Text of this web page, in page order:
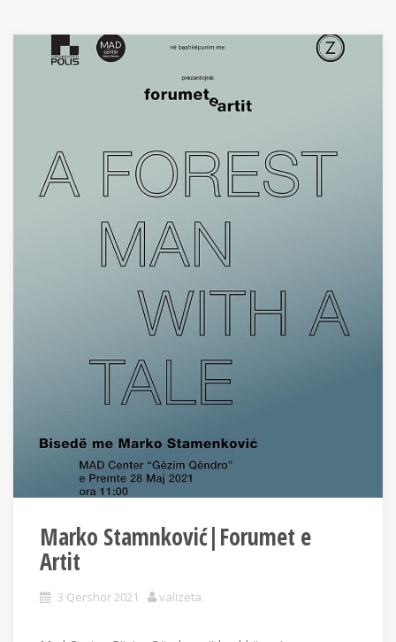
Marko Stamnković|Forumet e
Artit
3 Qershor 2021 valizeta